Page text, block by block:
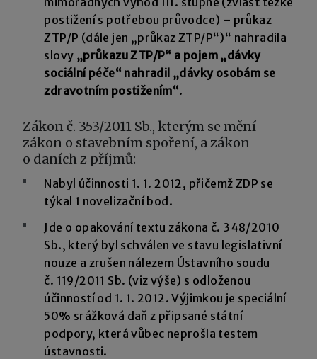
postižení s potřebou průvodce) – průkaz
ZTP/P (dále jen „průkaz ZTP/P“)“ nahradila
slovy „průkazu ZTP/P“ a pojem „dávky
sociální péče“ nahradil „dávky osobám se
zdravotním postižením“.
Zákon č. 353/2011 Sb., kterým se mění
zákon o stavebním spoření, a zákon
o daních z příjmů:
Nabyl účinnosti 1. 1. 2012, přičemž ZDP se
týkal 1 novelizační bod.
Jde o opakování textu zákona č. 348/2010
Sb., který byl schválen ve stavu legislativní
nouze a zrušen nálezem Ústavního soudu
č. 119/2011 Sb. (viz výše) s odloženou
účinností od 1. 1. 2012. Výjimkou je speciální
50% srážková daň z připsané státní
podpory, která vůbec neprošla testem
ústavnosti.